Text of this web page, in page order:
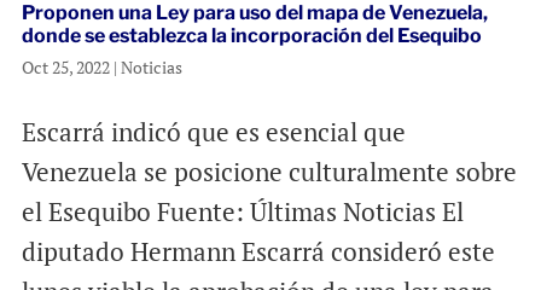
Proponen una Ley para uso del mapa de Venezuela,
donde se establezca la incorporación del Esequibo
Oct 25, 2022| Noticias
Escarrá indicó que es esencial que
Venezuela se posicione culturalmente sobre
el Esequibo Fuente: Últimas Noticias El
diputado Hermann Escarrá consideró este